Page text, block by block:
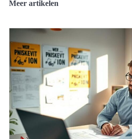
Meer artikelen